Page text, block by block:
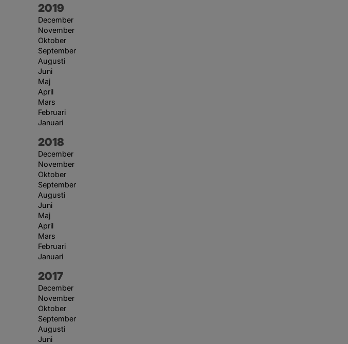
År:
2019
December
November
Oktober
September
Augusti
Juni
Maj
April
Mars
Februari
Januari
År:
2018
December
November
Oktober
September
Augusti
Juni
Maj
April
Mars
Februari
Januari
År:
2017
December
November
Oktober
September
Augusti
Juni